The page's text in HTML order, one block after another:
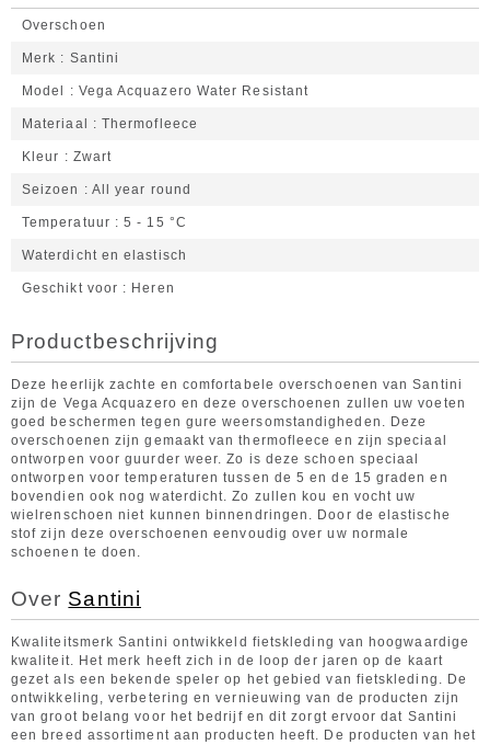
Overschoen
Merk Santini
Model Vega Acquazero Water Resistant
Materiaal Thermofleece
Kleur Zwart
Seizoen All year round
Temperatuur 5 - 15 °C
Waterdicht en elastisch
Geschikt voor Heren
Productbeschrijving
Deze heerlijk zachte en comfortabele overschoenen van Santini
zijn de Vega Acquazero en deze overschoenen zullen uw voeten
goed beschermen tegen gure weersomstandigheden. Deze
overschoenen zijn gemaakt van thermofleece en zijn speciaal
ontworpen voor guurder weer. Zo is deze schoen speciaal
ontworpen voor temperaturen tussen de 5 en de 15 graden en
bovendien ook nog waterdicht. Zo zullen kou en vocht uw
wielrenschoen niet kunnen binnendringen. Door de elastische
stof zijn deze overschoenen eenvoudig over uw normale
schoenen te doen.
Over Santini
Kwaliteitsmerk Santini ontwikkeld fietskleding van hoogwaardige
kwaliteit. Het merk heeft zich in de loop der jaren op de kaart
gezet als een bekende speler op het gebied van fietskleding. De
ontwikkeling, verbetering en vernieuwing van de producten zijn
van groot belang voor het bedrijf en dit zorgt ervoor dat Santini
een breed assortiment aan producten heeft. De producten van het